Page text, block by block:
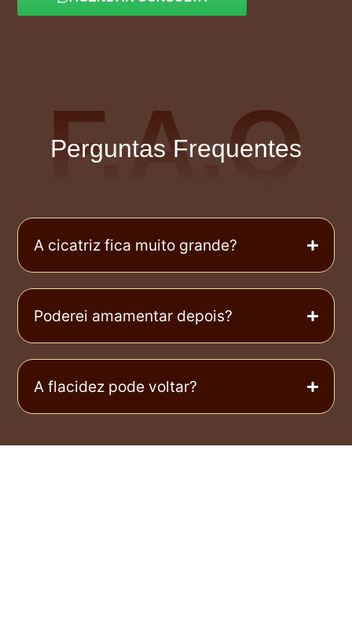
F.A.Q
Perguntas Frequentes
A cicatriz fica muito grande?
Poderei amamentar depois?
A flacidez pode voltar?